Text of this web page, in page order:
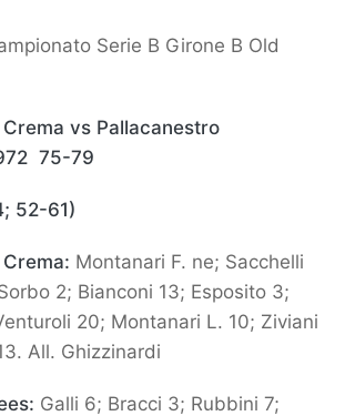
Serie B Girone B Old
vs Pallacanestro
75-79
52-61)
Montanari F. ne; Sacchelli
2; Bianconi 13; Esposito 3;
20; Montanari L. 10; Ziviani
All. Ghizzinardi
Galli 6; Bracci 3; Rubbini 7;